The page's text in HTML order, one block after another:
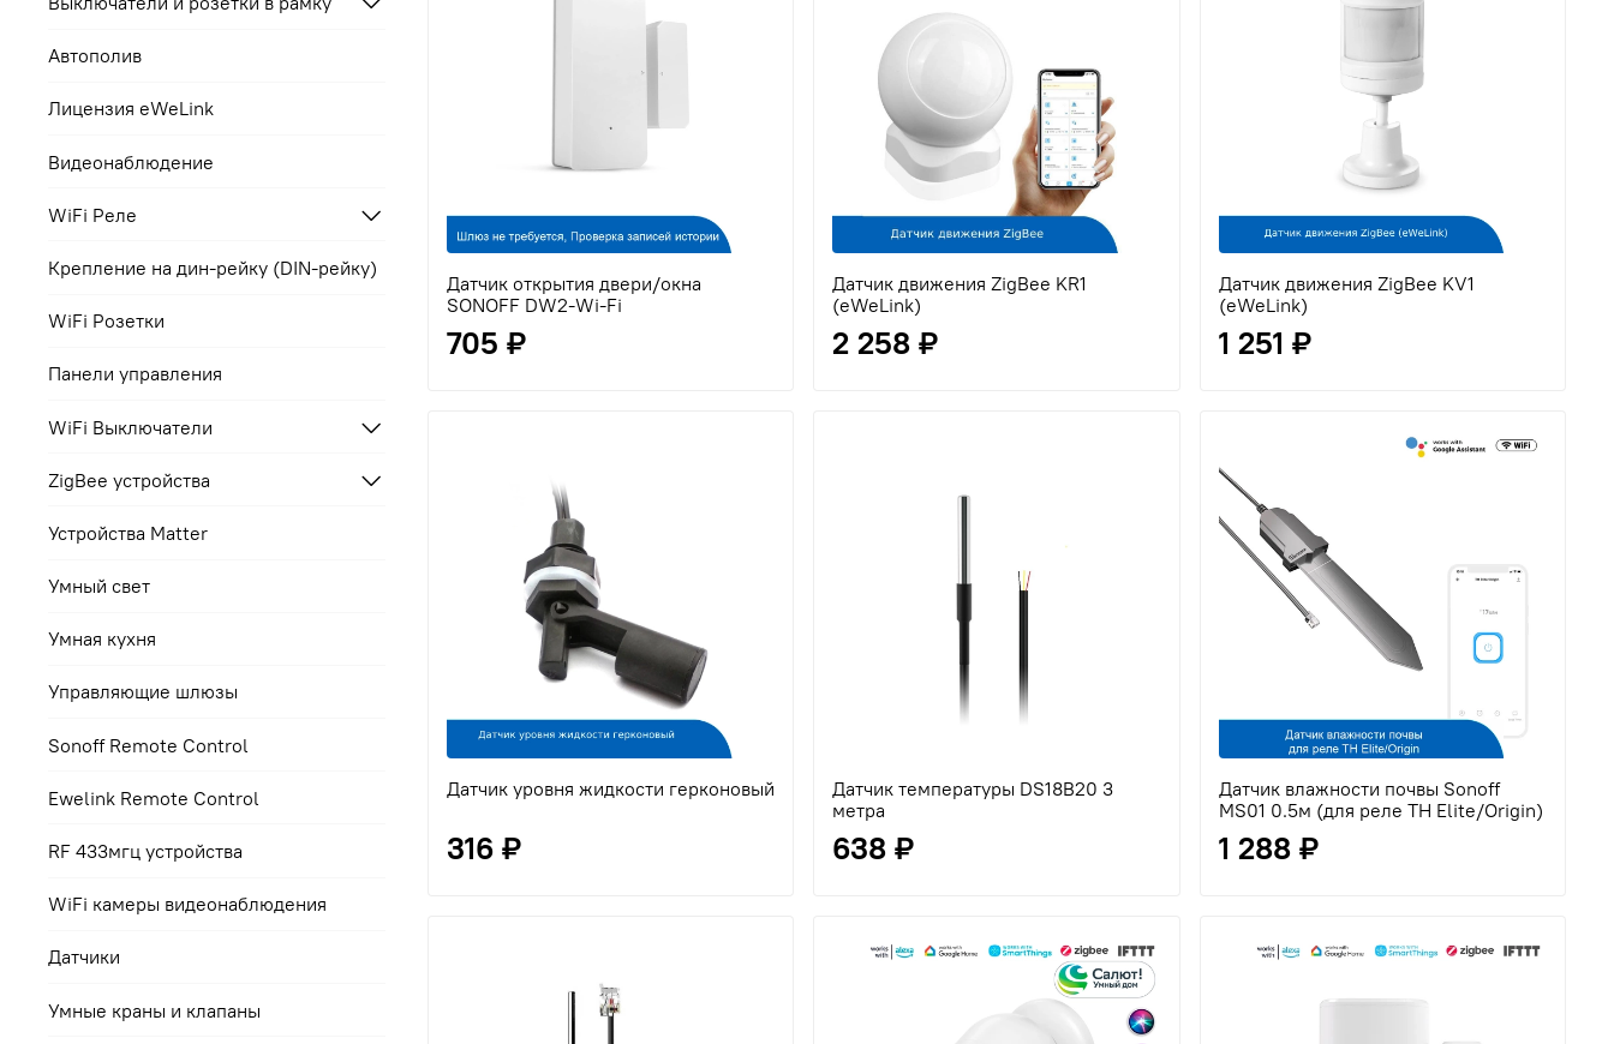
Датчик открытия двери/окна
SONOFF DW2-Wi-Fi
705 ₽
Датчик движения ZigBee KR1
(eWeLink)
2 258 ₽
Датчик движения ZigBee KV1
(eWeLink)
1 251 ₽
Датчик уровня жидкости герконовый
316 ₽
Датчик температуры DS18B20 3
метра
638 ₽
Датчик влажности почвы Sonoff
MS01 0.5м (для реле TH Elite/Origin)
1 288 ₽
Автополив
Лицензия eWeLink
Видеонаблюдение
WiFi Реле
Крепление на дин-рейку (DIN-рейку)
WiFi Розетки
Панели управления
WiFi Выключатели
ZigBee устройства
Устройства Matter
Умный свет
Умная кухня
Управляющие шлюзы
Sonoff Remote Control
Ewelink Remote Control
RF 433мгц устройства
WiFi камеры видеонаблюдения
Датчики
Умные краны и клапаны